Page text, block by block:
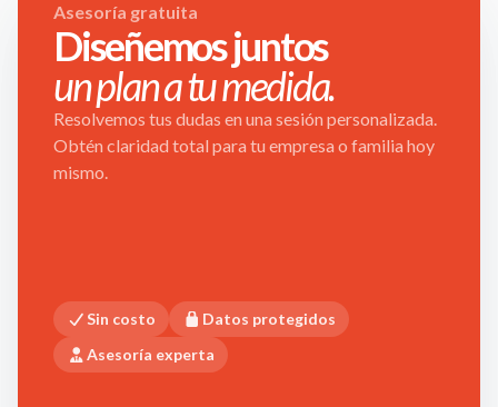
Asesoría gratuita
Diseñemos juntos
un plan a tu medida.
Resolvemos tus dudas en una sesión personalizada.
Obtén claridad total para tu empresa o familia hoy
mismo.
Sin costo
Datos protegidos
Asesoría experta